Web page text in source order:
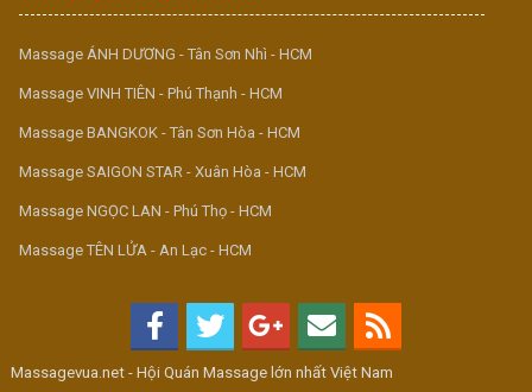
Massage ÁNH DƯƠNG - Tân Sơn Nhì - HCM
Massage VINH TIÊN - Phú Thạnh - HCM
Massage BANGKOK - Tân Sơn Hòa - HCM
Massage SAIGON STAR - Xuân Hòa - HCM
Massage NGỌC LAN - Phú Thọ - HCM
Massage TÊN LỬA - An Lạc - HCM
Massagevua.net - Hội Quán Massage lớn nhất Việt Nam